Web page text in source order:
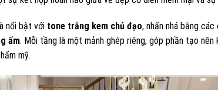
nổi bật với tone trắng kem chủ đạo, nhấn nhá bằng
ấm. Mỗi tầng là một mảnh ghép riêng, góp phần tạo nên
mỹ.